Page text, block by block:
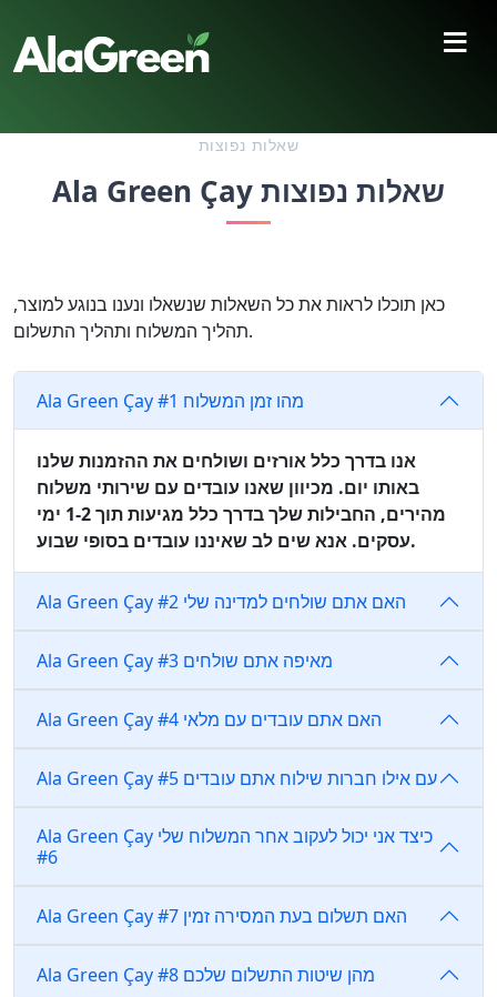
≡
שאלות נפוצות
Ala Green Çay שאלות נפוצות
כאן תוכלו לראות את כל השאלות שנשאלו ונענו בנוגע למוצר,
תהליך המשלוח ותהליך התשלום.
Ala Green Çay מהו זמן המשלוח #1
אנו בדרך כלל אורזים ושולחים את ההזמנות שלנו
באותו יום. מכיוון שאנו עובדים עם שירותי משלוח
מהירים, החבילות שלך בדרך כלל מגיעות תוך 1-2 ימי
עסקים. אנא שים לב שאיננו עובדים בסופי שבוע.
Ala Green Çay האם אתם שולחים למדינה שלי #2
Ala Green Çay מאיפה אתם שולחים #3
Ala Green Çay האם אתם עובדים עם מלאי #4
Ala Green Çay עם אילו חברות שילוח אתם עובדים #5
Ala Green Çay כיצד אני יכול לעקוב אחר המשלוח שלי
#6
Ala Green Çay האם תשלום בעת המסירה זמין #7
Ala Green Çay מהן שיטות התשלום שלכם #8